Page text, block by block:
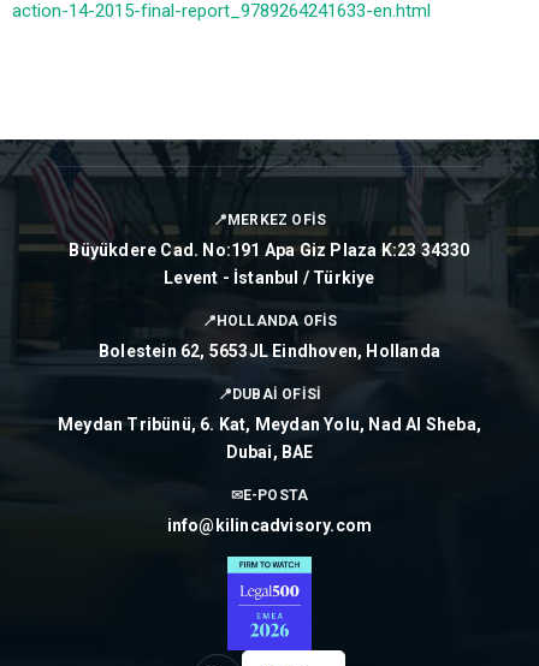
action-14-2015-final-report_9789264241633-en.html
📍 MERKEZ OFİS
Büyükdere Cad. No:191 Apa Giz Plaza K:23 34330
Levent - İstanbul / Türkiye
📍 HOLLANDA OFİS
Bolestein 62, 5653JL Eindhoven, Hollanda
📍 DUBAİ OFİSİ
Meydan Tribünü, 6. Kat, Meydan Yolu, Nad Al Sheba,
Dubai, BAE
✉E-POSTA
info@kilincadvisory.com